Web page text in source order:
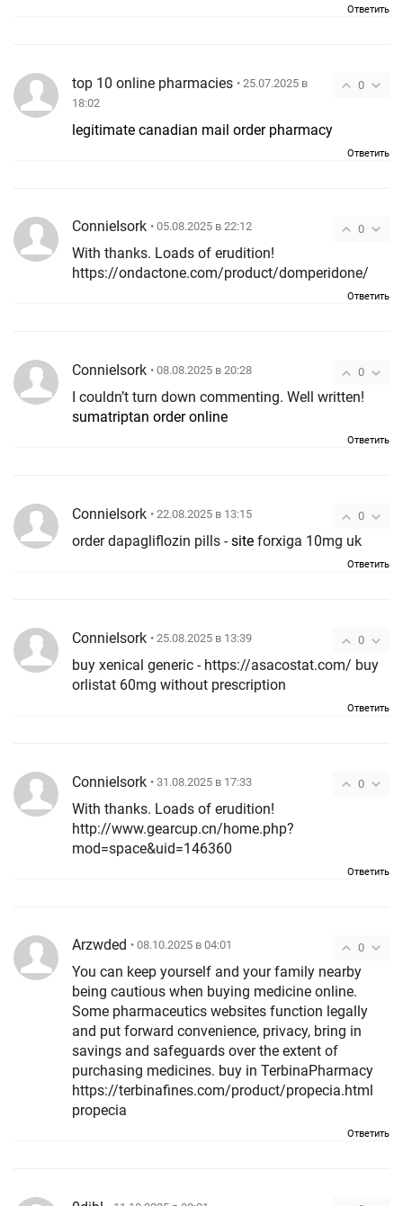
Ответить
0
top 10 online pharmacies • 25.07.2025 в
18:02
legitimate canadian mail order pharmacy
Ответить
0
ConnieIsork • 05.08.2025 в 22:12
With thanks. Loads of erudition!
https://ondactone.com/product/domperidone/
Ответить
0
ConnieIsork • 08.08.2025 в 20:28
I couldn’t turn down commenting. Well written!
sumatriptan order online
Ответить
0
ConnieIsork • 22.08.2025 в 13:15
order dapagliflozin pills -site forxiga 10mg uk
Ответить
0
ConnieIsork • 25.08.2025 в 13:39
buy xenical generic - https://asacostat.com/ buy
orlistat 60mg without prescription
Ответить
0
ConnieIsork • 31.08.2025 в 17:33
With thanks. Loads of erudition!
http://www.gearcup.cn/home.php?
mod=space&uid=146360
Ответить
0
Arzwded • 08.10.2025 в 04:01
You can keep yourself and your family nearby
being cautious when buying medicine online.
Some pharmaceutics websites function legally
and put forward convenience, privacy, bring in
savings and safeguards over the extent of
purchasing medicines. buy in TerbinaPharmacy
https://terbinafines.com/product/propecia.html
propecia
Ответить